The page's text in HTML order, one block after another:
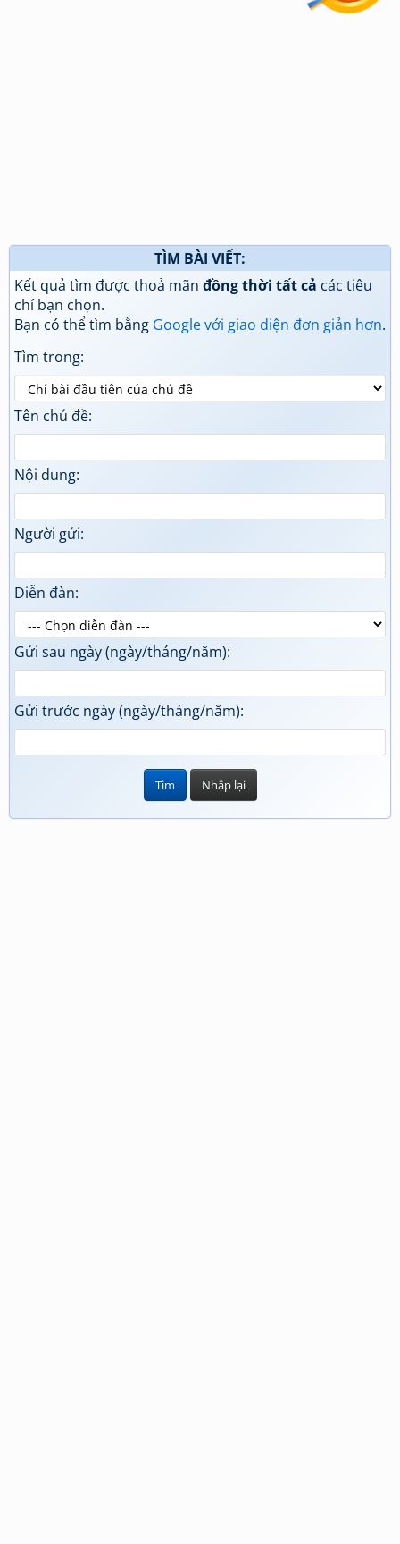
TÌM BÀI VIẾT:
Kết quả tìm được thoả mãn đồng thời tất cả các tiêu
chí bạn chọn.
Bạn có thể tìm bằng Google với giao diện đơn giản hơn.
Tìm trong:
Tên chủ đề:
Nội dung:
Người gửi:
Diễn đàn:
Gửi sau ngày (ngày/tháng/năm):
Gửi trước ngày (ngày/tháng/năm):